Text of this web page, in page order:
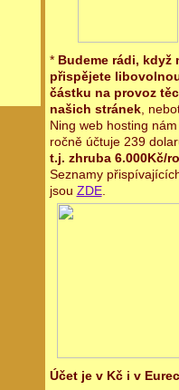
* Budeme rádi, když
přispějete
částku na provoz
našich stránek,
Ning web hosting nám
ročně účtuje 239
t.j. zhruba 6.000Kč/
Seznamy
jsou ZDE.
Účet je v Kč i v